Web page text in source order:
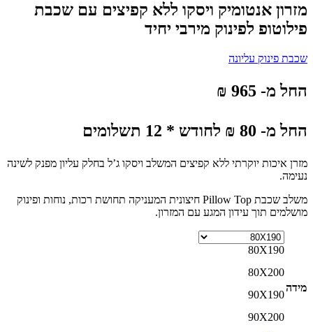
מזרון אנטומיק ויסקו ללא קפיצים עם שכבת
פילוטופ לפינוק מירבי יחיד
שכבת פינוק עליונה
החל מ- 965 ₪
החל מ- 80 ₪ לחודש * 12 תשלומים
מזרן איכות יוקרתי ללא קפיצים המשלב ויסקו ג’ל בחלק עליון מפנק לשינה
נעימה.
משלב שכבת Pillow Top חיצונית המעניקה תחושת רכות, נוחות ופינוק
מושלמים תוך עידון המגע עם המזרון.
מידה
80X190
80X200
90X190
90X200